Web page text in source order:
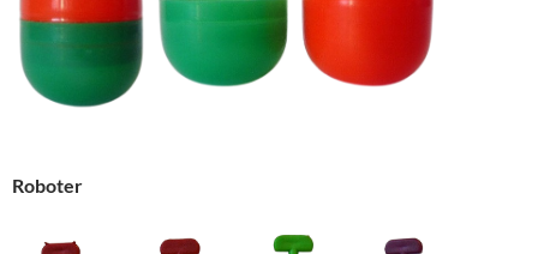
Roboter